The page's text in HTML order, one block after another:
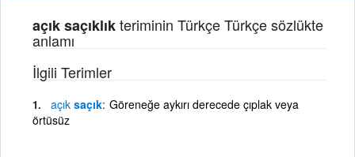
açık saçıklıkteriminin Türkçe Türkçe sözlükte
anlamı
İlgili Terimler
açık saçık Göreneğe aykırı derecede çıplak veya
örtüsüz